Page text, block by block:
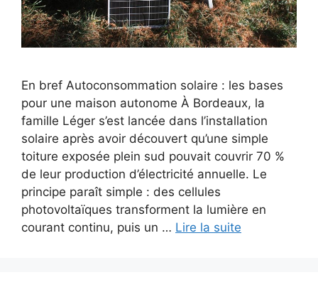
En bref Autoconsommation solaire : les bases
pour une maison autonome À Bordeaux, la
famille Léger s’est lancée dans l’installation
solaire après avoir découvert qu’une simple
toiture exposée plein sud pouvait couvrir 70 %
de leur production d’électricité annuelle. Le
principe paraît simple : des cellules
photovoltaïques transforment la lumière en
courant continu, puis un … Lire la suite